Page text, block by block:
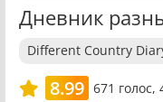
Дневник
Different Country
8.99 671 голос,